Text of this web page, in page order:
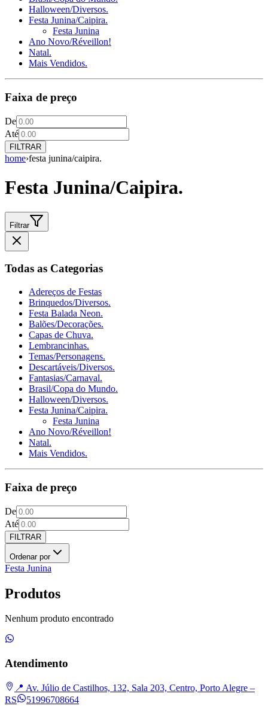
Halloween/Diversos.
Festa Junina/Caipira.
Festa Junina
Ano Novo/Réveillon!
Natal.
Mais Vendidos.
Faixa de preço
De
Até
FILTRAR
home›festa junina/caipira.
Festa Junina/Caipira.
Filtrar
Todas as Categorias
Adereços de Festas
Brinquedos/Diversos.
Festa Balada Neon.
Balões/Decorações.
Capas de Chuva.
Lembrancinhas.
Temas/Personagens.
Descartáveis/Diversos.
Fantasias/Carnaval.
Brasil/Copa do Mundo.
Halloween/Diversos.
Festa Junina/Caipira.
Festa Junina
Ano Novo/Réveillon!
Natal.
Mais Vendidos.
Faixa de preço
De
Até
FILTRAR
Ordenar por
Festa Junina
Produtos
Nenhum produto encontrado
Atendimento
📍 Av. Júlio de Castilhos, 132, Sala 203, Centro, Porto Alegre –
RS
51996708664